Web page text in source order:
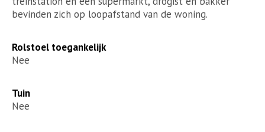
bevinden zich op loopafstand van de woning.
Rolstoel toegankelijk
Nee
Tuin
Nee